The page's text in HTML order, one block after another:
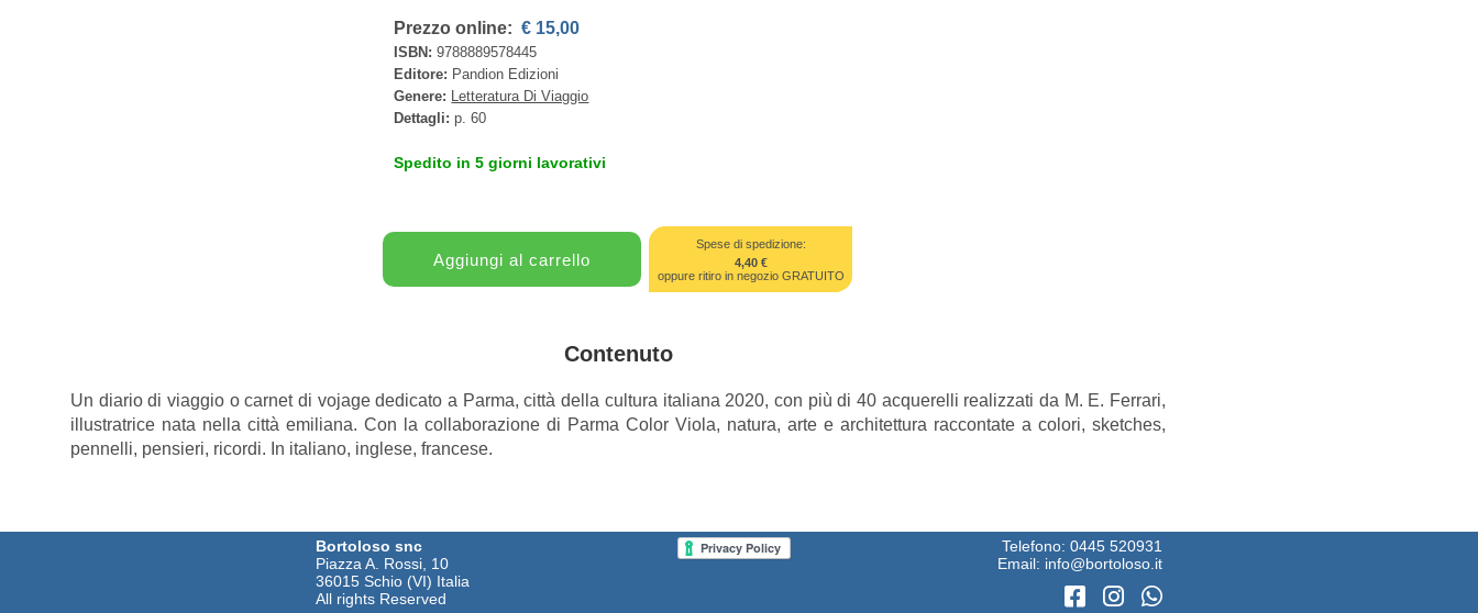
Prezzo online: € 15,00
ISBN:9788889578445
Editore: Pandion Edizioni
Genere: Letteratura Di Viaggio
Dettagli:p. 60
Spedito in 5 giorni lavorativi
Spese di spedizione:
4,40 €
oppure ritiro in negozio GRATUITO
Contenuto
Un diario di viaggio o carnet di vojage dedicato a Parma, città della cultura italiana 2020, con più di 40 acquerelli realizzati da M. E. Ferrari,
illustratrice nata nella città emiliana. Con la collaborazione di Parma Color Viola, natura, arte e architettura raccontate a colori, sketches,
pennelli, pensieri, ricordi. In italiano, inglese, francese.
Bortoloso snc
Piazza A. Rossi, 10
36015 Schio (VI) Italia
All rights Reserved
Telefono: 0445 520931
Email: info@bortoloso.it